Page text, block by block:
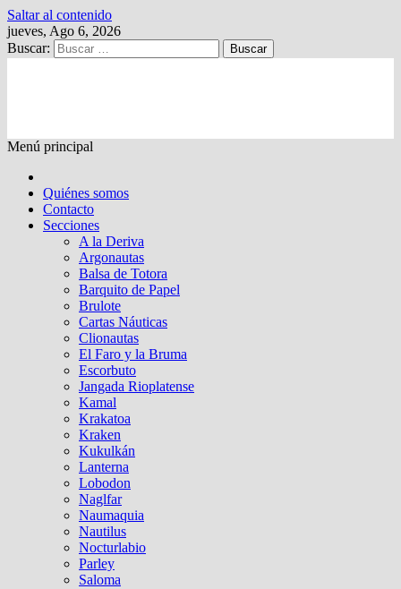
Saltar al contenido
jueves, Ago 6, 2026
Buscar:
Menú principal
Quiénes somos
Contacto
Secciones
A la Deriva
Argonautas
Balsa de Totora
Barquito de Papel
Brulote
Cartas Náuticas
Clionautas
El Faro y la Bruma
Escorbuto
Jangada Rioplatense
Kamal
Krakatoa
Kraken
Kukulkán
Lanterna
Lobodon
Naglfar
Naumaquia
Nautilus
Nocturlabio
Parley
Saloma